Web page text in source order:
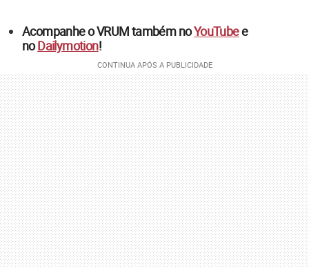
Acompanhe o VRUM também noYouTubee
noDailymotion!